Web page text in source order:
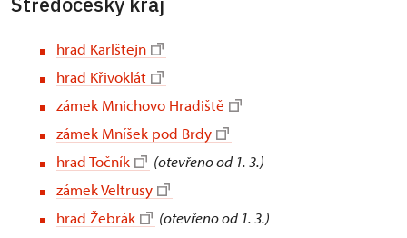
hrad Karlštejn
hrad Křivoklát
zámek Mnichovo Hradiště
zámek Mníšek pod Brdy
hrad Točník
(otevřeno od 1. 3.)
zámek Veltrusy
hrad Žebrák
(otevřeno od 1. 3.)